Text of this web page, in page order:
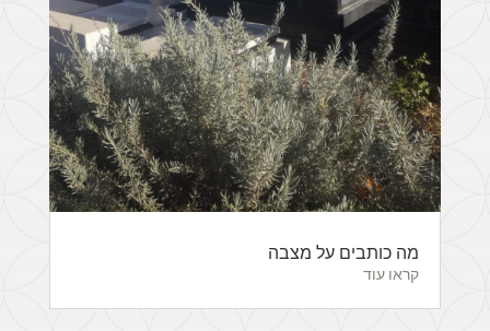
מה כותבים על מצבה
קראו עוד